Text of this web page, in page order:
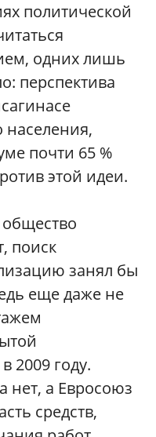
политической
одних лишь
перспектива
населения,
почти 65 %
этой идеи.
поиск
занял бы
еще даже не
2009 году.
нет, а Евросоюз
средств,